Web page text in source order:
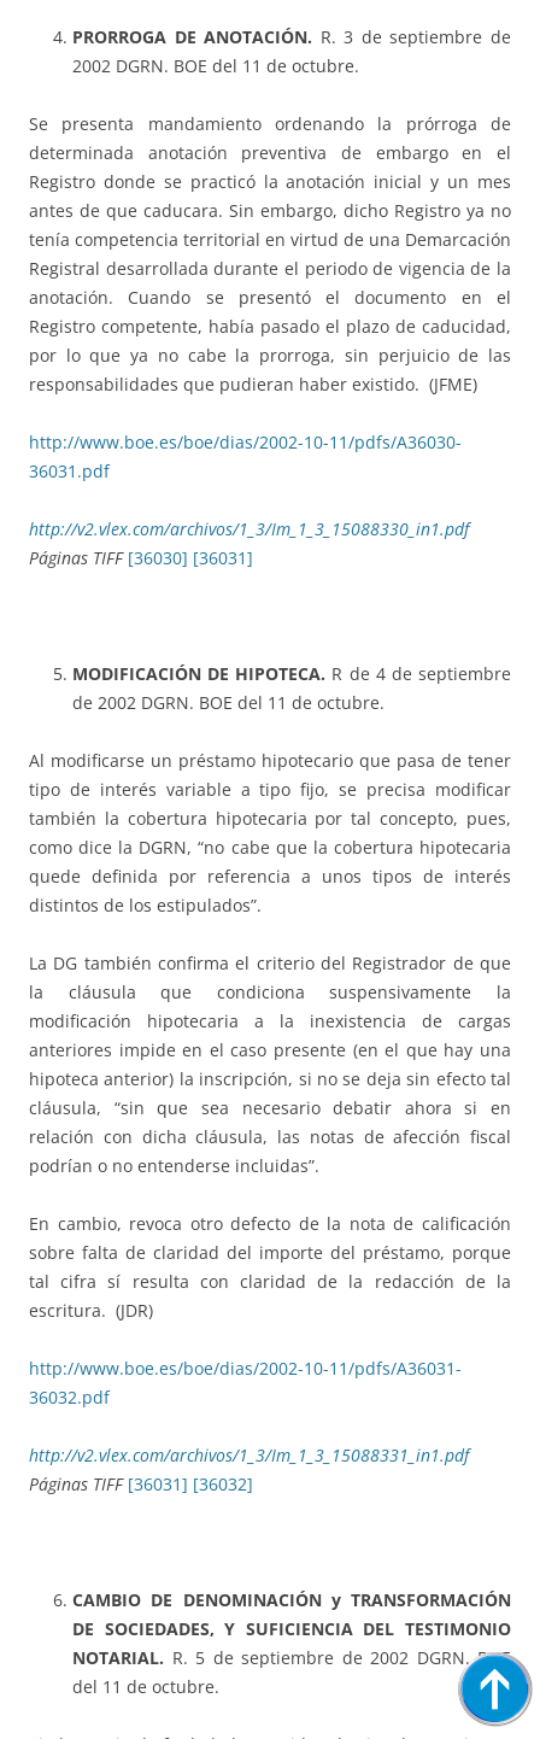
PRORROGA DE ANOTACIÓN. R. 3 de septiembre de
2002 DGRN. BOE del 11 de octubre.
Se presenta mandamiento ordenando la prórroga de
determinada anotación preventiva de embargo en el
Registro donde se practicó la anotación inicial y un mes
antes de que caducara. Sin embargo, dicho Registro ya no
tenía competencia territorial en virtud de una Demarcación
Registral desarrollada durante el periodo de vigencia de la
anotación. Cuando se presentó el documento en el
Registro competente, había pasado el plazo de caducidad,
por lo que ya no cabe la prorroga, sin perjuicio de las
responsabilidades que pudieran haber existido. (JFME)
http://www.boe.es/boe/dias/2002-10-11/pdfs/A36030-
36031.pdf
http://v2.vlex.com/archivos/1_3/Im_1_3_15088330_in1.pdf
Páginas TIFF [36030] [36031]
MODIFICACIÓN DE HIPOTECA. R de 4 de septiembre
de 2002 DGRN. BOE del 11 de octubre.
Al modificarse un préstamo hipotecario que pasa de tener
tipo de interés variable a tipo fijo, se precisa modificar
también la cobertura hipotecaria por tal concepto, pues,
como dice la DGRN, “no cabe que la cobertura hipotecaria
quede definida por referencia a unos tipos de interés
distintos de los estipulados”.
La DG también confirma el criterio del Registrador de que
la cláusula que condiciona suspensivamente la
modificación hipotecaria a la inexistencia de cargas
anteriores impide en el caso presente (en el que hay una
hipoteca anterior) la inscripción, si no se deja sin efecto tal
cláusula, “sin que sea necesario debatir ahora si en
relación con dicha cláusula, las notas de afección fiscal
podrían o no entenderse incluidas”.
En cambio, revoca otro defecto de la nota de calificación
sobre falta de claridad del importe del préstamo, porque
tal cifra sí resulta con claridad de la redacción de la
escritura. (JDR)
http://www.boe.es/boe/dias/2002-10-11/pdfs/A36031-
36032.pdf
http://v2.vlex.com/archivos/1_3/Im_1_3_15088331_in1.pdf
Páginas TIFF [36031] [36032]
CAMBIO DE DENOMINACIÓN y TRANSFORMACIÓN
DE SOCIEDADES, Y SUFICIENCIA DEL TESTIMONIO
NOTARIAL. R. 5 de septiembre de 2002 DGRN.BOE
del 11 de octubre.